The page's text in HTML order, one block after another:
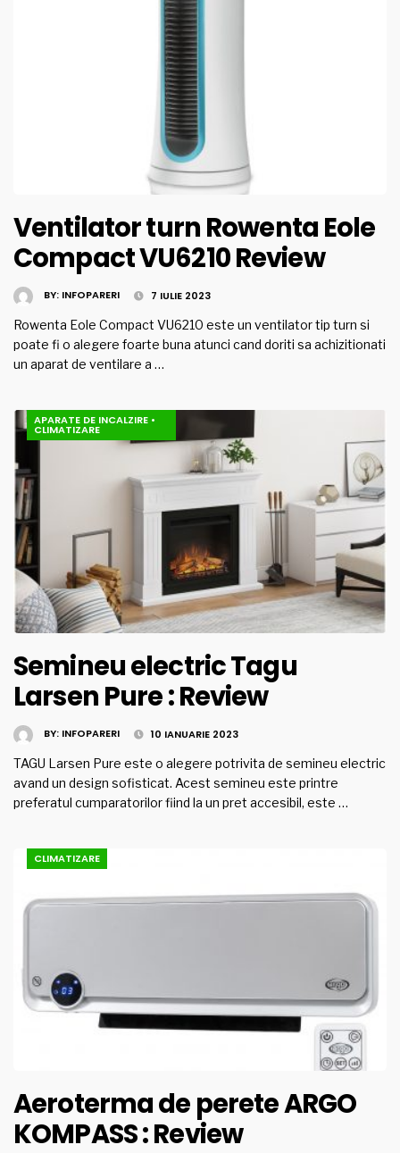
Ventilator turn Rowenta Eole
Compact VU6210 Review
BY: INFOPARERI 7 IULIE 2023
Rowenta Eole Compact VU6210 este un ventilator tip turn si
poate fi o alegere foarte buna atunci cand doriti sa achizitionati
un aparat de ventilare a …
APARATE DE INCALZIRE •
CLIMATIZARE
Semineu electric Tagu
Larsen Pure : Review
BY: INFOPARERI 10 IANUARIE 2023
TAGU Larsen Pure este o alegere potrivita de semineu electric
avand un design sofisticat. Acest semineu este printre
preferatul cumparatorilor fiind la un pret accesibil, este …
CLIMATIZARE
Aeroterma de perete ARGO
KOMPASS : Review